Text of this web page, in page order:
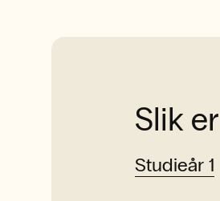
Slik
Studieår 1